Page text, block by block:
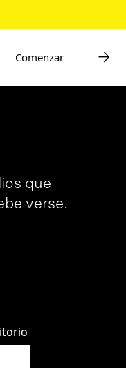
Comenzar
que
verse.